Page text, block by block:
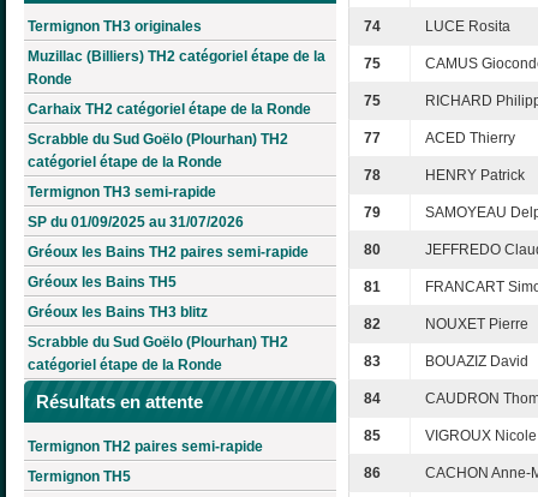
Termignon TH3 originales
Muzillac (Billiers) TH2 catégoriel étape de la
Ronde
Carhaix TH2 catégoriel étape de la Ronde
Scrabble du Sud Goëlo (Plourhan) TH2
catégoriel étape de la Ronde
Termignon TH3 semi-rapide
SP du 01/09/2025 au 31/07/2026
Gréoux les Bains TH2 paires semi-rapide
Gréoux les Bains TH5
Gréoux les Bains TH3 blitz
Scrabble du Sud Goëlo (Plourhan) TH2
catégoriel étape de la Ronde
Résultats en attente
Termignon TH2 paires semi-rapide
Termignon TH5
74 LUCE Rosita
75 CAMUS
75 RICHARD
77 ACED Thierry
78 HENRY Patrick
79 SAMOYEAU
80 JEFFREDO
81 FRANCART
82 NOUXET Pierre
83 BOUAZIZ David
84 CAUDRON
85 VIGROUX Nicole
86 CACHON Anne-